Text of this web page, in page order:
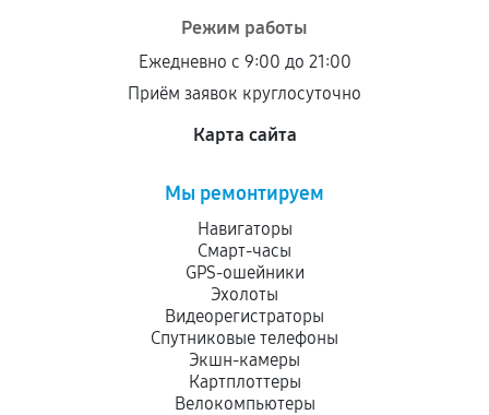
Режим работы
Ежедневно с 9:00 до 21:00
Приём заявок круглосуточно
Карта сайта
Мы ремонтируем
Навигаторы
Смарт-часы
GPS-ошейники
Эхолоты
Видеорегистраторы
Спутниковые телефоны
Экшн-камеры
Картплоттеры
Велокомпьютеры